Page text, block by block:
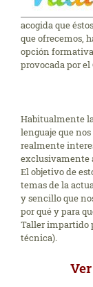
acogida que
que ofrecemos,
opción
provocada por el
Habitualmente
lenguaje que
realmente
exclusivamente
El objetivo de
temas de la
y sencillo que
por qué y para
Taller impartido
técnica).